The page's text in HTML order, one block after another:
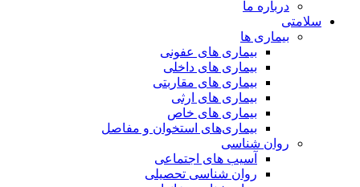
درباره ما
سلامتی
بیماری ها
بیماری های عفونی
بیماری های داخلی
بیماری های مقاربتی
بیماری های ارثی
بیماری های خاص
بیماری‌های استخوان و مفاصل
روان شناسی
آسیب های اجتماعی
روان شناسی تحصیلی